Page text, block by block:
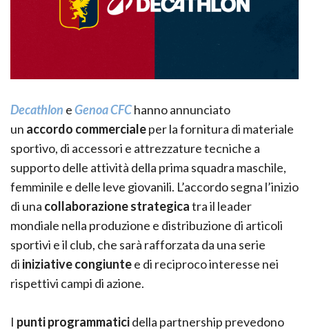
Decathlon eGenoa CFChanno annunciato
un accordo commercialeper la fornitura di materiale
sportivo, di accessori e attrezzature tecniche a
supporto delle attività della prima squadra maschile,
femminile e delle leve giovanili. L’accordo segna l’inizio
di una collaborazionestrategicatra il leader
mondiale nella produzione e distribuzione di articoli
sportivi e il club, che sarà rafforzata da una serie
di iniziativecongiuntee di reciproco interesse nei
rispettivi campi di azione.
I punti programmaticidella partnership prevedono